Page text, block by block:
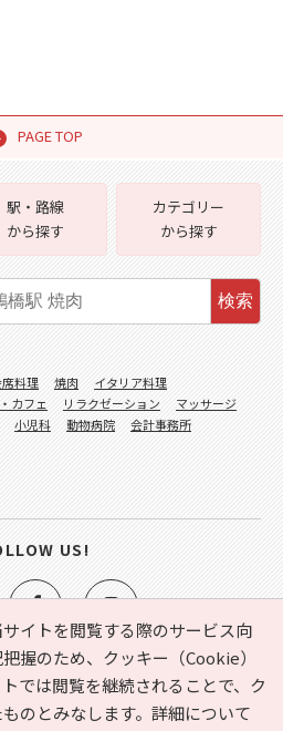
PAGE TOP
イトを閲覧する際のサービス向
握のため、クッキー（Cookie）
では閲覧を継続されることで、ク
のとみなします。詳細について
？ お気に入り
ヘルプ
り扱いについて 運営会社
駅・路線
から探す
カテゴリー
から探す
検索
料理 焼肉
イタリア料理
カフェ リラクゼーション
マッサージ
小児科 動物病院
会計事務所
US!